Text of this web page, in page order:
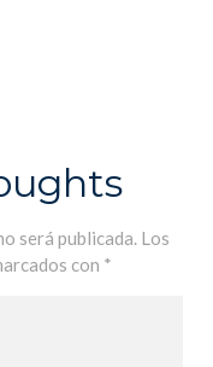
será publicada. Los
con *